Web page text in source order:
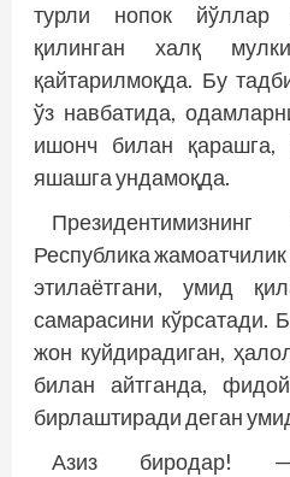
турли нопок йўллар
қилинган халқ
қайтарилмоқда. Бу
ўз навбатида,
ишонч билан қарашга,
яшашга ундамоқда.
Республика
этилаётгани, умид
самарасини кўрсатади.
жон куйдирадиган,
билан айтганда,
бирлаштиради деган
Азиз биродар!